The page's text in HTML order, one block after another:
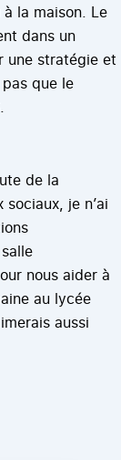
la maison. Le
dans un
une stratégie et
que le
de la
je n’ai
nous aider à
au lycée
aussi